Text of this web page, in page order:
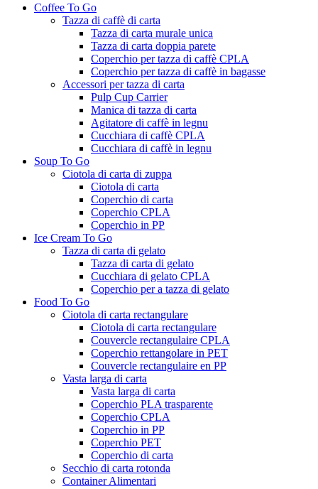
Coffee To Go
Tazza di caffè di carta
Tazza di carta murale unica
Tazza di carta doppia parete
Coperchio per tazza di caffè CPLA
Coperchio per tazza di caffè in bagasse
Accessori per tazza di carta
Pulp Cup Carrier
Manica di tazza di carta
Agitatore di caffè in legnu
Cucchiara di caffè CPLA
Cucchiara di caffè in legnu
Soup To Go
Ciotola di carta di zuppa
Ciotola di carta
Coperchio di carta
Coperchio CPLA
Coperchio in PP
Ice Cream To Go
Tazza di carta di gelato
Tazza di carta di gelato
Cucchiara di gelato CPLA
Coperchio per a tazza di gelato
Food To Go
Ciotola di carta rectangulare
Ciotola di carta rectangulare
Couvercle rectangulaire CPLA
Coperchio rettangolare in PET
Couvercle rectangulaire en PP
Vasta larga di carta
Vasta larga di carta
Coperchio PLA trasparente
Coperchio CPLA
Coperchio in PP
Coperchio PET
Coperchio di carta
Secchio di carta rotonda
Container Alimentari